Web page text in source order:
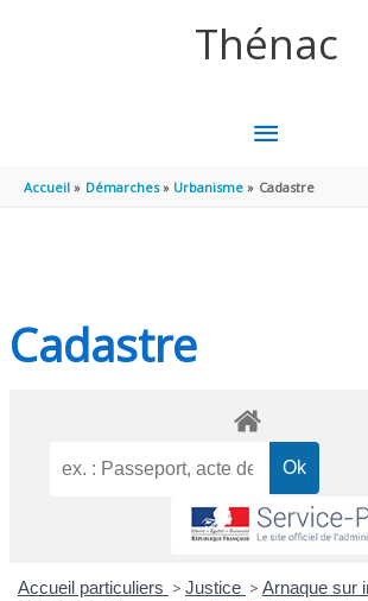
Thénac
MENU
PRINCIPAL
Accueil Démarches Urbanisme Cadastre
Cadastre
Accueil particuliers > Justice > Arnaque sur